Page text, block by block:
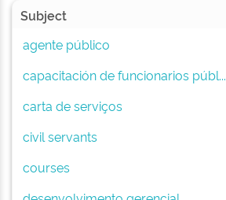
Subject
agente público
capacitación de funcionarios públ...
carta de serviços
civil servants
courses